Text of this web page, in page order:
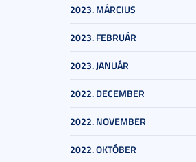
2023. MÁRCIUS
2023. FEBRUÁR
2023. JANUÁR
2022. DECEMBER
2022. NOVEMBER
2022. OKTÓBER